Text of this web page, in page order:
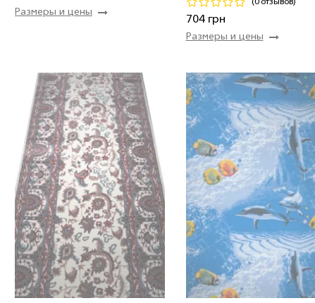
Размеры и цены
Купить
(0 отзывов)
704 грн
Размеры и цены